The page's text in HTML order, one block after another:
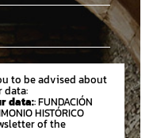
to be advised about
data:
data:: FUNDACIÓN
HISTÓRICO
of the